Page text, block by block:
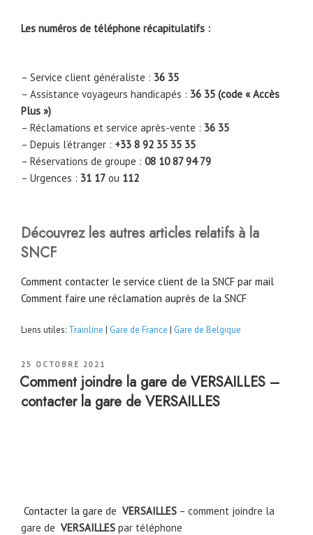
Les numéros de téléphone récapitulatifs :
– Service client généraliste : 36 35
– Assistance voyageurs handicapés : 36 35 (code « Accès
Plus »)
– Réclamations et service après-vente : 36 35
– Depuis l’étranger : +33 8 92 35 35 35
– Réservations de groupe : 08 10 87 94 79
– Urgences : 31 17 ou 112
Découvrez les autres articles relatifs à la
SNCF
Comment contacter le service client de la SNCF par mail
Comment faire une réclamation auprès de la SNCF
Liens utiles: Trainline | Gare de France | Gare de Belgique
PUBLIÉ
LE
25 OCTOBRE 2021
Comment joindre la gare de VERSAILLES –
contacter la gare de VERSAILLES
Contacter la gare de VERSAILLES – comment joindre la
gare de VERSAILLES par téléphone